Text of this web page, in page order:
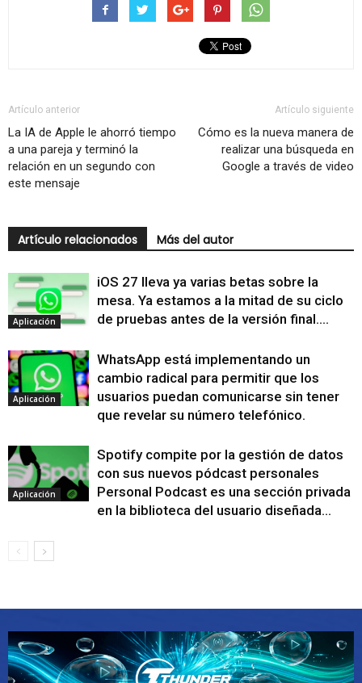
Artículo anterior
La IA de Apple le ahorró tiempo
a una pareja y terminó la
relación en un segundo con
este mensaje
Artículo siguiente
Cómo es la nueva manera de
realizar una búsqueda en
Google a través de video
Artículo relacionados Más del autor
Aplicación
iOS 27 lleva ya varias betas sobre la
mesa. Ya estamos a la mitad de su ciclo
de pruebas antes de la versión final....
Aplicación
WhatsApp está implementando un
cambio radical para permitir que los
usuarios puedan comunicarse sin tener
que revelar su número telefónico.
Aplicación
Spotify compite por la gestión de datos
con sus nuevos pódcast personales
Personal Podcast es una sección privada
en la biblioteca del usuario diseñada...